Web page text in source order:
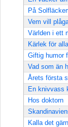
På
Vem vill
Världen i ett
Kärlek för
Giftig humor
Vad som än
Årets första
En knivvass
Hos doktorn
Kalla det